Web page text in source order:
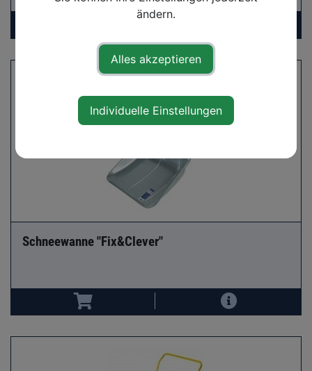
Schneewanne "Fix&Clever"
ändern.
Alles akzeptieren
Individuelle Einstellungen